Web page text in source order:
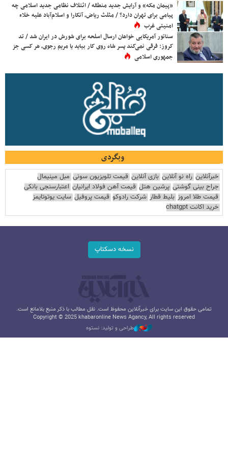
«پیمان مکه» و آرایش جدید منطقه / ائتلاف نظامی جدید اسلامی چه
پیامی برای تهران دارد؟ / مثلث ریاض، آنکارا و اسلام‌آباد علیه خلاء
امنیتی غرب
سناتور آمریکایی خواهان ارسال اسلحه برای شورش در ایران شد / تد
کروز: فرقی نمی‌کند پسر شاه روی کار بیاید یا مریم رجوی، هر کسی جز
جمهوری اسلامی
وبگردی
خبرآنلاین راه نو آنلاین بازی آنلاین قیمت تلویزیون سونی مبل مینیمال
جراح بینی گوشتی پرشین هتل قیمت آهن فولاد ایرانیان اعتبارسنجی بانکی
قیمت طلا امروز بلیط قطار شرکت رادوکو قیمت پروفیل سایت یوتوتایمز
خرید اکانت chatgpt
نسخه دسکتاپ
تمامی حقوق این سایت برای خبرآنلاین محفوظ است. نقل مطالب با ذکر منبع بلامانع است.
Copyright © 2025 khabaronline News Agancy, All rights reserved
طراحی و تولید: نستوه